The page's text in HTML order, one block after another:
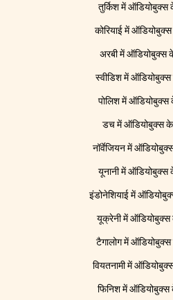
तुर्किश में
कोरियाई में
अरबी में ऑडियोबुक्स
स्वीडिश में
पोलिश में
डच में ऑडियोबुक्स
नॉर्वेजियन में
यूनानी में
इंडोनेशियाई में
यूक्रेनी में
टैगालोग में
वियतनामी में
फिनिश में